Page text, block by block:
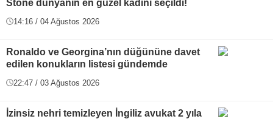
Stone dünyanın en güzel kadını seçildi!
14:16 / 04 Ağustos 2026
Ronaldo ve Georgina’nın düğününe davet
edilen konukların listesi gündemde
22:47 / 03 Ağustos 2026
İzinsiz nehri temizleyen İngiliz avukat 2 yıla